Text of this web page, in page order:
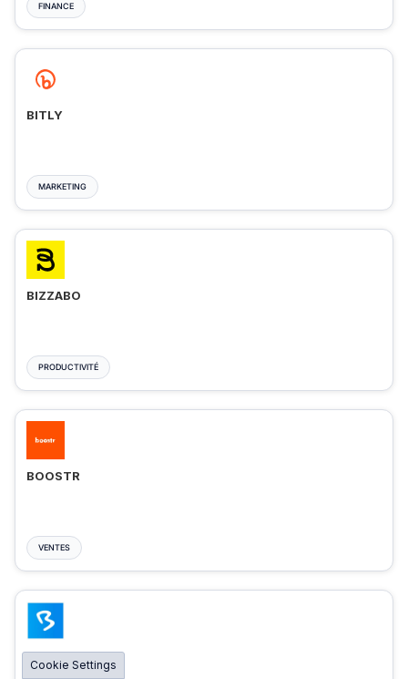
FINANCE
BITLY
MARKETING
BIZZABO
PRODUCTIVITÉ
BOOSTR
VENTES
BIGMARKER
Cookie Settings